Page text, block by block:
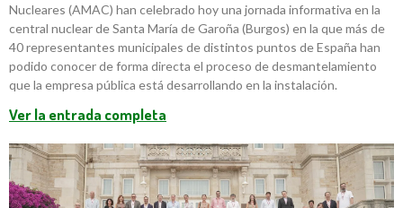
Nucleares (AMAC) han celebrado hoy una jornada informativa en la
central nuclear de Santa María de Garoña (Burgos) en la que más de
40 representantes municipales de distintos puntos de España han
podido conocer de forma directa el proceso de desmantelamiento
que la empresa pública está desarrollando en la instalación.
Ver la entrada completa